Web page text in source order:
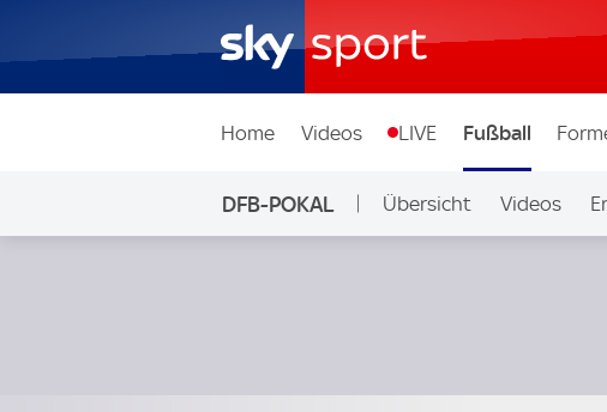
Home Videos LIVE Fußball
DFB-POKAL Übersicht Videos